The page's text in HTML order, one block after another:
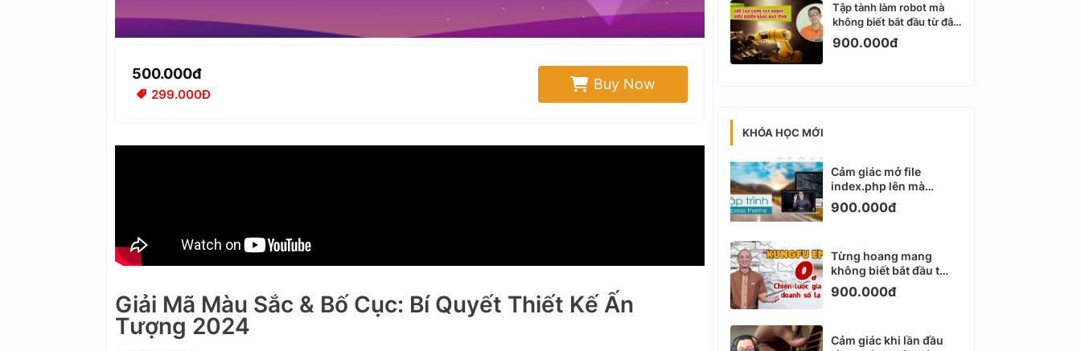
500.000đ
299.000Đ
Buy Now
Giải Mã Màu Sắc & Bố Cục: Bí Quyết Thiết Kế Ấn
Tượng 2024
Tập tành làm robot mà
không biết bắt đầu từ đâu
thì dễ nản thật
900.000đ
KHÓA HỌC MỚI
Cảm giác mở file
index.php lên mà
không biết viết gì tiếp
theo
900.000đ
Từng hoang mang
không biết bắt đầu từ
đâu với Email
Marketing
900.000đ
Cảm giác khi lần đầu